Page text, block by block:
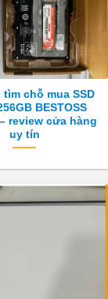
tìm chỗ mua SSD
BESTOSS
review cửa hàng
uy tín
in và
nội